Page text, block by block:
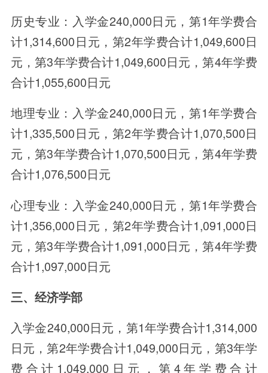
历史专业：入学金240,000日元，第1年学费合
计1,314,600日元，第2年学费合计1,049,600日
元，第3年学费合计1,049,600日元，第4年学费
合计1,055,600日元
地理专业：入学金240,000日元，第1年学费合
计1,335,500日元，第2年学费合计1,070,500日
元，第3年学费合计1,070,500日元，第4年学费
合计1,076,500日元
心理专业：入学金240,000日元，第1年学费合
计1,356,000日元，第2年学费合计1,091,000日
元，第3年学费合计1,091,000日元，第4年学费
合计1,097,000日元
三、经济学部
入学金240,000日元，第1年学费合计1,314,000
日元，第2年学费合计1,049,000日元，第3年学
费合计1,049,000日元，第4年学费合计